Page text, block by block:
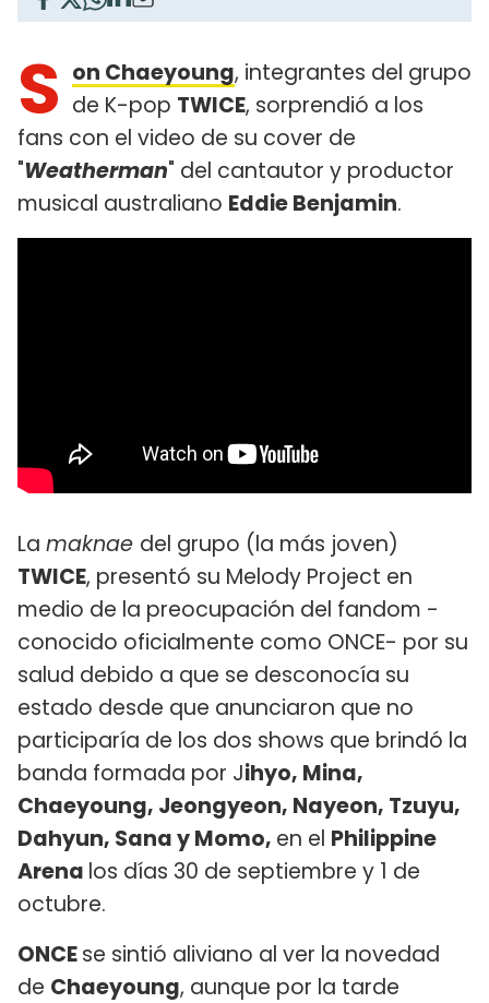
S on Chaeyoung, integrantes del grupo
de K-pop TWICE, sorprendió a los
fans con el video de su cover de
"Weatherman" del cantautor y productor
musical australiano Eddie Benjamin.
La maknae del grupo (la más joven)
TWICE, presentó su Melody Project en
medio de la preocupación del fandom -
conocido oficialmente como ONCE- por su
salud debido a que se desconocía su
estado desde que anunciaron que no
participaría de los dos shows que brindó la
banda formada por Jihyo, Mina,
Chaeyoung, Jeongyeon, Nayeon, Tzuyu,
Dahyun, Sana y Momo, en el Philippine
Arena los días 30 de septiembre y 1 de
octubre.
ONCEse sintió aliviano al ver la novedad
de Chaeyoung, aunque por la tarde